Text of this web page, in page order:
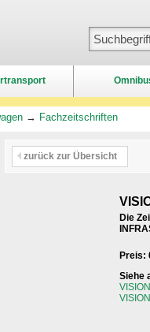
→ Fachzeitschriften
zurück zur Übersicht
Die
Preis:
Siehe